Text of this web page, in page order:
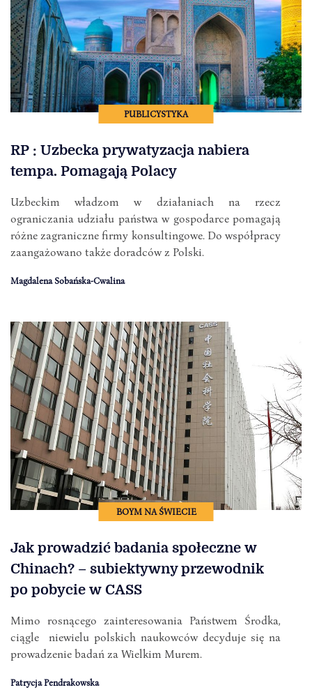
PUBLICYSTYKA
RP : Uzbecka prywatyzacja nabiera
tempa. Pomagają Polacy
Uzbeckim władzom w działaniach na rzecz
ograniczania udziału państwa w gospodarce pomagają
różne zagraniczne firmy konsultingowe. Do współpracy
zaangażowano także doradców z Polski.
Magdalena Sobańska-Cwalina
BOYM NA ŚWIECIE
Jak prowadzić badania społeczne w
Chinach? – subiektywny przewodnik
po pobycie w CASS
Mimo rosnącego zainteresowania Państwem Środka,
ciągle niewielu polskich naukowców decyduje się na
prowadzenie badań za Wielkim Murem.
Patrycja Pendrakowska